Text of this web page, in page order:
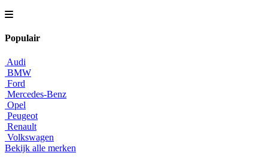
Populair
Audi
BMW
Ford
Mercedes-Benz
Opel
Peugeot
Renault
Volkswagen
Bekijk alle merken